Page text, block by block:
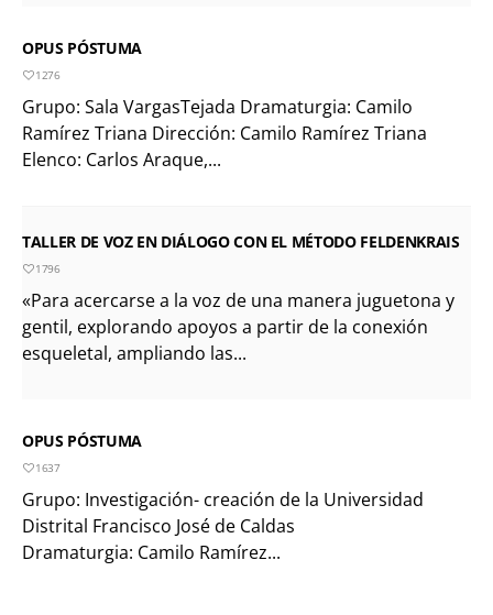
OPUS PÓSTUMA
1276
Grupo: Sala VargasTejada Dramaturgia: Camilo
Ramírez Triana Dirección: Camilo Ramírez Triana
Elenco: Carlos Araque,...
TALLER DE VOZ EN DIÁLOGO CON EL MÉTODO FELDENKRAIS
1796
«Para acercarse a la voz de una manera juguetona y
gentil, explorando apoyos a partir de la conexión
esqueletal, ampliando las...
OPUS PÓSTUMA
1637
Grupo: Investigación- creación de la Universidad
Distrital Francisco José de Caldas
Dramaturgia: Camilo Ramírez...